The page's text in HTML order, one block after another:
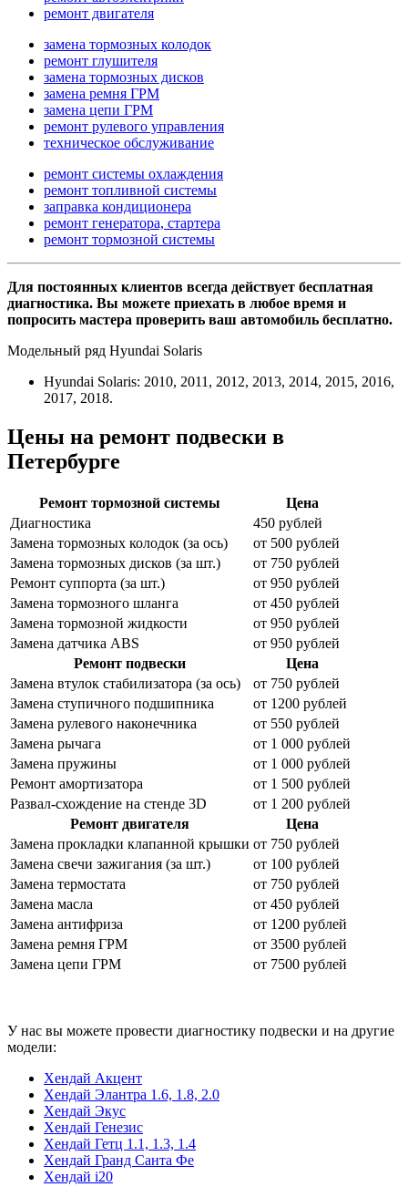
ремонт двигателя
замена тормозных колодок
ремонт глушителя
замена тормозных дисков
замена ремня ГРМ
замена цепи ГРМ
ремонт рулевого управления
техническое обслуживание
ремонт системы охлаждения
ремонт топливной системы
заправка кондиционера
ремонт генератора, стартера
ремонт тормозной системы
Для постоянных клиентов всегда действует бесплатная
диагностика. Вы можете приехать в любое время и
попросить мастера проверить ваш автомобиль бесплатно.
Модельный ряд Hyundai Solaris
Hyundai Solaris: 2010, 2011, 2012, 2013, 2014, 2015, 2016,
2017, 2018.
Цены на ремонт подвески в
Петербурге
Ремонт тормозной системы
Цена
Диагностика
450 рублей
Замена тормозных колодок (за ось)
от 500 рублей
Замена тормозных дисков (за шт.)
от 750 рублей
Ремонт суппорта (за шт.)
от 950 рублей
Замена тормозного шланга
от 450 рублей
Замена тормозной жидкости
от 950 рублей
Замена датчика ABS
от 950 рублей
Ремонт подвески
Цена
Замена втулок стабилизатора (за ось)
от 750 рублей
Замена ступичного подшипника
от 1200 рублей
Замена рулевого наконечника
от 550 рублей
Замена рычага
от 1 000 рублей
Замена пружины
от 1 000 рублей
Ремонт амортизатора
от 1 500 рублей
Развал-схождение на стенде 3D
от 1 200 рублей
Ремонт двигателя
Цена
Замена прокладки клапанной крышки от 750 рублей
Замена свечи зажигания (за шт.)
от 100 рублей
Замена термостата
от 750 рублей
Замена масла
от 450 рублей
Замена антифриза
от 1200 рублей
Замена ремня ГРМ
от 3500 рублей
Замена цепи ГРМ
от 7500 рублей
У нас вы можете провести диагностику подвески и на другие
модели:
Хендай Акцент
Хендай Элантра 1.6, 1.8, 2.0
Хендай Экус
Хендай Генезис
Хендай Гетц 1.1, 1.3, 1.4
Хендай Гранд Санта Фе
Хендай i20